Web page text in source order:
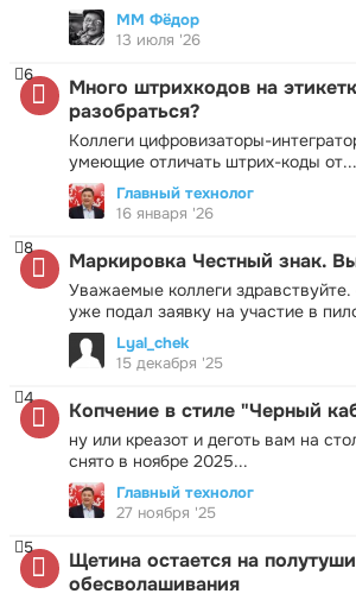
ММ Фёдор
13 июля '26
Много штрихкодов на
разобраться?
Коллеги цифровизаторы-
умеющие отличать штрих-коды от...
6
Главный технолог
16 января '26
Маркировка Честный знак.
Уважаемые коллеги
уже подал заявку на участие в
8
Lyal_chek
15 декабря '25
Копчение в стиле "Черный
ну или креазот и деготь вам на
снято в ноябре 2025...
4
Главный технолог
27 ноября '25
Щетина остается на
обесволашивания
5